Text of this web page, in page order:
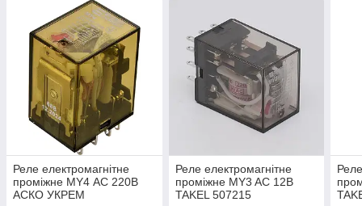
Реле електромагнітне
проміжне МY4 АС 220В
АСКО УКРЕМ
Реле електромагнітне
проміжне MY3 AC 12В
TAKEL 507215